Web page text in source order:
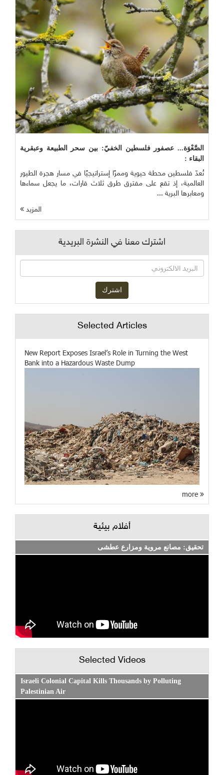
الصَّعْوَة... عصفور فلسطين الخفيّ: بين سحر الطبيعة وعبقرية
البقاء :
تُعدّ فلسطين محطة حيوية وممرًا إستراتيجيًا في مسار هجرة الطيور
العالمية، إذ تقع على مفترق طرق ثلاث قارات، ما يجعل سماءها
ومعابرها البرية ...
المزيد
اشترك معنا في النشرة البريدية
Selected Articles
New Report Exposes Israel’s Role in Turning the West
Bank into a Hazardous Waste Dump
أفلام بيئية
تحقيق: مصانع مروية ومزارع عطشى
Selected Videos
Israeli Colonial Capital Kills Thousands by Polluting
Palestinian Air